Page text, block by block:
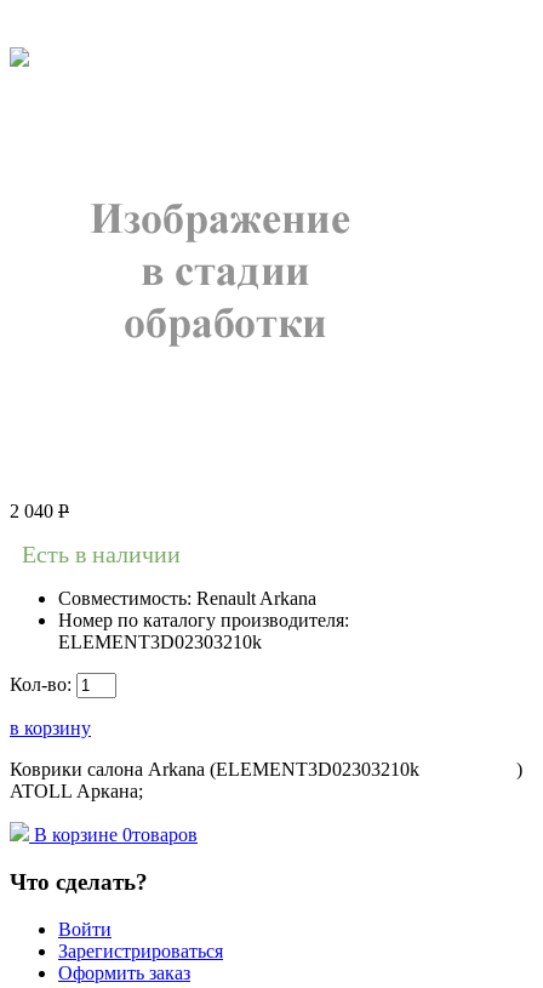
2 040 Р
Есть в наличии
Совместимость: Renault Arkana
Номер по каталогу производителя:
ELEMENT3D02303210k
Кол-во:
в корзину
Коврики салона Arkana (ELEMENT3D02303210k )
ATOLL Аркана;
В корзине 0товаров
Что сделать?
Войти
Зарегистрироваться
Оформить заказ